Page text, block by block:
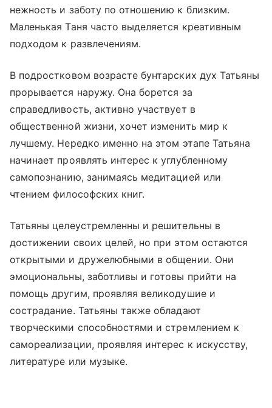
нежность и заботу по отношению к близким.
Маленькая Таня часто выделяется креативным
подходом к развлечениям.
В подростковом возрасте бунтарских дух Татьяны
прорывается наружу. Она борется за
справедливость, активно участвует в
общественной жизни, хочет изменить мир к
лучшему. Нередко именно на этом этапе Татьяна
начинает проявлять интерес к углубленному
самопознанию, занимаясь медитацией или
чтением философских книг.
Татьяны целеустремленны и решительны в
достижении своих целей, но при этом остаются
открытыми и дружелюбными в общении. Они
эмоциональны, заботливы и готовы прийти на
помощь другим, проявляя великодушие и
сострадание. Татьяны также обладают
творческими способностями и стремлением к
самореализации, проявляя интерес к искусству,
литературе или музыке.